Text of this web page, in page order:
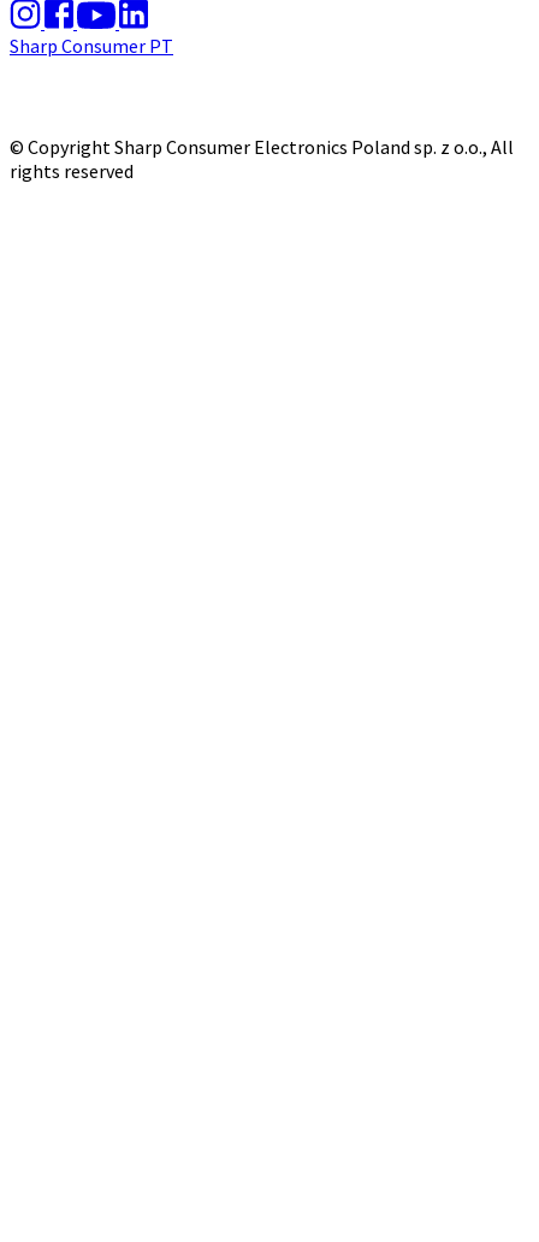
Sharp Consumer PT
© Copyright Sharp Consumer Electronics Poland sp. z o.o., All
rights reserved